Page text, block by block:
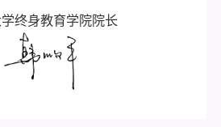
终身教育学院院长